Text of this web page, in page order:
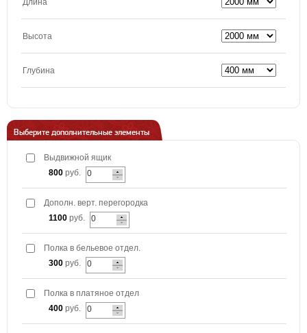
Длина
Высота
Глубина
Выберите дополнительные элементы
Выдвижной ящик
800 руб.
Дополн. верт. перегородка
1100 руб.
Полка в бельевое отдел.
300 руб.
Полка в платяное отдел
400 руб.